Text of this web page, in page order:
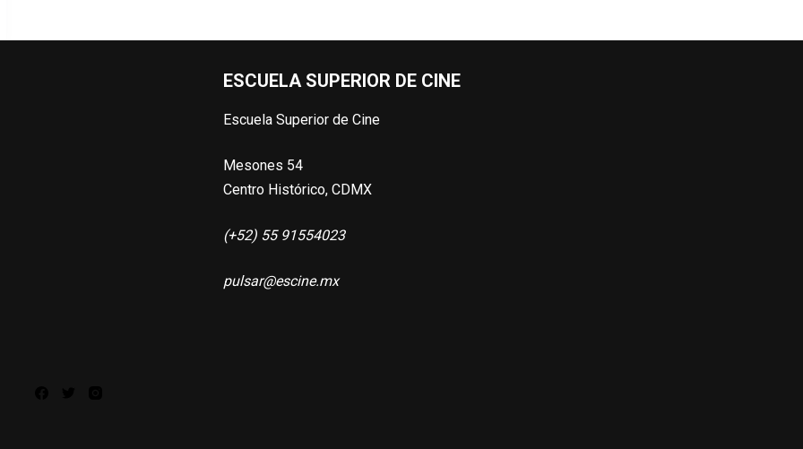
ESCUELA SUPERIOR DE CINE
Escuela Superior de Cine
Mesones 54
Centro Histórico, CDMX
(+52) 55 91554023
pulsar@escine.mx